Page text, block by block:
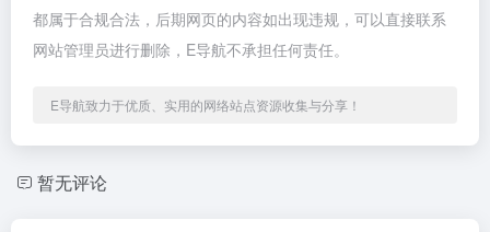
都属于合规合法，后期网页的内容如出现违规，可以直接联系
网站管理员进行删除，E导航不承担任何责任。
E导航致力于优质、实用的网络站点资源收集与分享！
暂无评论